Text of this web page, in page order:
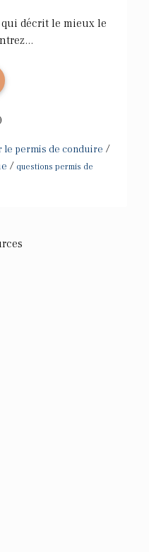
décrit le mieux le
le permis de conduire /
/ questions permis de